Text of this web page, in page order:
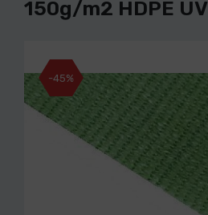
150g/m2 HDPE UV
-45%